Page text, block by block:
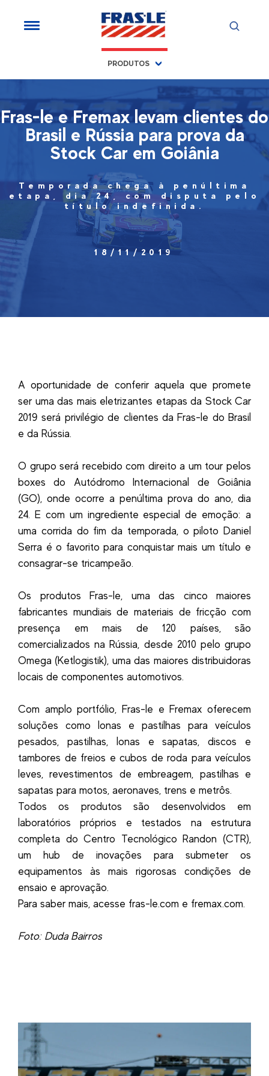
PRODUTOS
Fras-le e Fremax levam clientes do
Brasil e Rússia para prova da
Stock Car em Goiânia
Temporada chega à penúltima
etapa, dia 24, com disputa pelo
título indefinida.
18/11/2019
A oportunidade de conferir aquela que promete
ser uma das mais eletrizantes etapas da Stock Car
2019 será privilégio de clientes da Fras-le do Brasil
e da Rússia.
O grupo será recebido com direito a um tour pelos
boxes do Autódromo Internacional de Goiânia
(GO), onde ocorre a penúltima prova do ano, dia
24. E com um ingrediente especial de emoção: a
uma corrida do fim da temporada, o piloto Daniel
Serra é o favorito para conquistar mais um título e
consagrar-se tricampeão.
Os produtos Fras-le, uma das cinco maiores
fabricantes mundiais de materiais de fricção com
presença em mais de 120 países, são
comercializados na Rússia, desde 2010 pelo grupo
Omega (Ketlogistik), uma das maiores distribuidoras
locais de componentes automotivos.
Com amplo portfólio, Fras-le e Fremax oferecem
soluções como lonas e pastilhas para veículos
pesados, pastilhas, lonas e sapatas, discos e
tambores de freios e cubos de roda para veículos
leves, revestimentos de embreagem, pastilhas e
sapatas para motos, aeronaves, trens e metrôs.
Todos os produtos são desenvolvidos em
laboratórios próprios e testados na estrutura
completa do Centro Tecnológico Randon (CTR),
um hub de inovações para submeter os
equipamentos às mais rigorosas condições de
ensaio e aprovação.
Para saber mais, acesse fras-le.com e fremax.com.
Foto: Duda Bairros